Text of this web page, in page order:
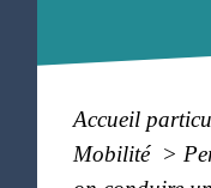
Accueil
Mobilité >